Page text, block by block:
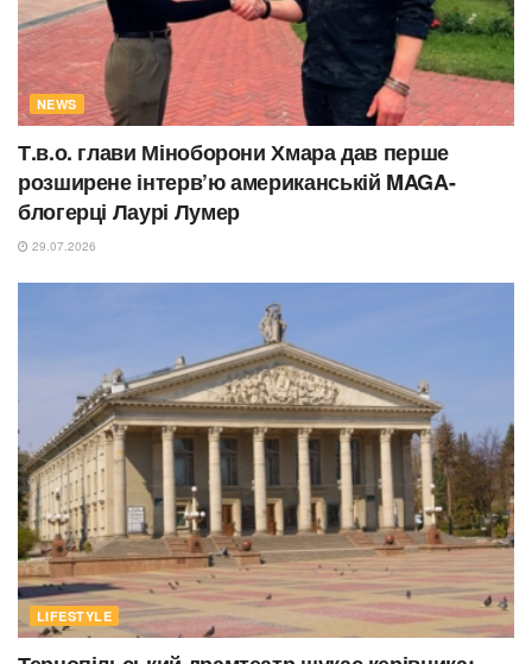
NEWS
Т.в.о. глави Міноборони Хмара дав перше
розширене інтерв’ю американській MAGA-
блогерці Лаурі Лумер
29.07.2026
LIFESTYLE